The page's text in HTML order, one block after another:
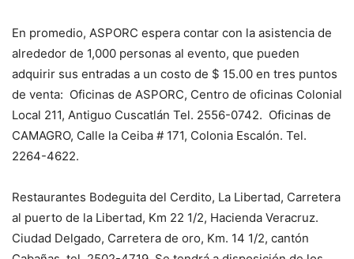
En promedio, ASPORC espera contar con la asistencia de
alrededor de 1,000 personas al evento, que pueden
adquirir sus entradas a un costo de $ 15.00 en tres puntos
de venta: Oficinas de ASPORC, Centro de oficinas Colonial
Local 211, Antiguo Cuscatlán Tel. 2556-0742. Oficinas de
CAMAGRO, Calle la Ceiba # 171, Colonia Escalón. Tel.
2264-4622.
Restaurantes Bodeguita del Cerdito, La Libertad, Carretera
al puerto de la Libertad, Km 22 1/2, Hacienda Veracruz.
Ciudad Delgado, Carretera de oro, Km. 14 1/2, cantón